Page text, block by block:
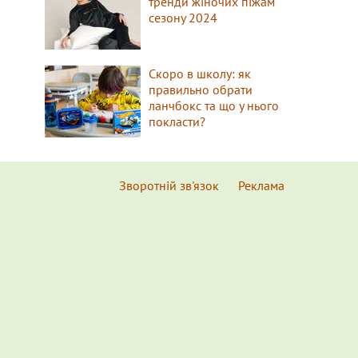
сезону 2024
Скоро в школу: як
правильно обрати
ланчбокс та що у нього
покласти?
Зворотній зв'язок Реклама